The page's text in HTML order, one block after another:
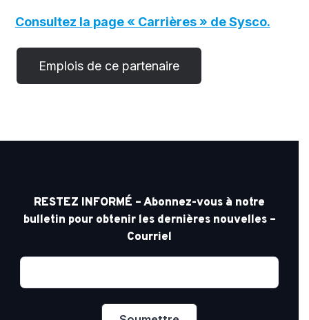
Consultez la page « Carrières » de Sysco.
RESTEZ INFORMÉ – Abonnez-vous à notre
bulletin pour obtenir les dernières nouvelles –
Courriel